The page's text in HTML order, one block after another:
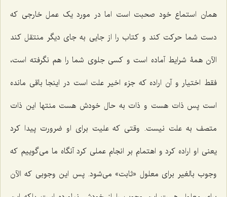
همان استماع خود صحبت است اما در مورد یک عمل خارجی که
دست شما حرکت کند و کتاب را از جایی به جای دیگر منتقل کند
الآن همۀ شرایط آماده است و کسی جلوی شما را هم نگرفته است،
فقط اختیار و آن اراده که جزء اخیر علت است در اینجا باقی مانده
است پس ذات هست و ذات به حال خودش هست منتها این ذات
متصف به علت نیست. وقتی که علیت برای او ضرورت پیدا کرد
یعنی او اراده کرد و اهتمام بر انجام عملی کرد آنگاه ما می‌گوییم که
وجوب بالغیر برای معلول «ثابت» می‌شود. پس این وجوبی که الآن